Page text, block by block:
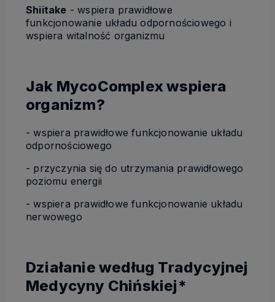
Shiitake - wspiera prawidłowe
funkcjonowanie układu odpornościowego i
wspiera witalność organizmu
Jak MycoComplex wspiera
organizm?
- wspiera prawidłowe funkcjonowanie układu
odpornościowego
- przyczynia się do utrzymania prawidłowego
poziomu energii
- wspiera prawidłowe funkcjonowanie układu
nerwowego
Działanie według Tradycyjnej
Medycyny Chińskiej*